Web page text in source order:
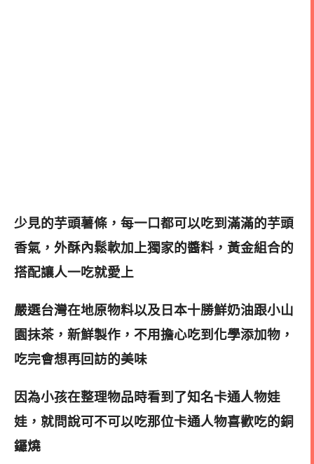
少見的芋頭薯條，每一口都可以吃到滿滿的芋頭
香氣，外酥內鬆軟加上獨家的醬料，黃金組合的
搭配讓人一吃就愛上
嚴選台灣在地原物料以及日本十勝鮮奶油跟小山
園抹茶，新鮮製作，不用擔心吃到化學添加物，
吃完會想再回訪的美味
因為小孩在整理物品時看到了知名卡通人物娃
娃，就問說可不可以吃那位卡通人物喜歡吃的銅
鑼燒